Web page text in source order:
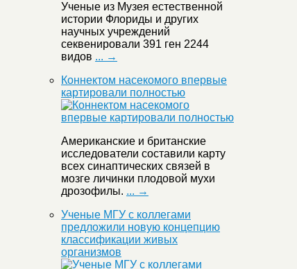
Ученые из Музея естественной
истории Флориды и других
научных учреждений
секвенировали 391 ген 2244
видов ... →
Коннектом насекомого впервые
картировали полностью
Американские и британские
исследователи составили карту
всех синаптических связей в
мозге личинки плодовой мухи
дрозофилы. ... →
Ученые МГУ с коллегами
предложили новую концепцию
классификации живых
организмов